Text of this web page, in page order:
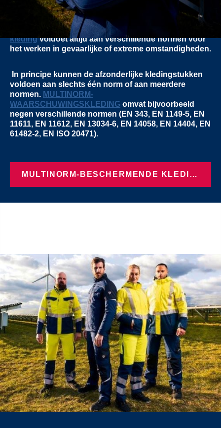
Op het gebied van beschermende kleding en PBM's
komt men steeds weer de term "multinorm" of
"multinorm beschermende kleding" tegen.
kledingvoldoet altijd aan verschillende normen voor
het werken in gevaarlijke of extreme omstandigheden.
In principe kunnen de afzonderlijke kledingstukken
voldoen aan slechts één norm of aan meerdere
normen. MULTINORM-
WAARSCHUWINGSKLEDING omvat bijvoorbeeld
negen verschillende normen (EN 343, EN 1149-5, EN
11611, EN 11612, EN 13034-6, EN 14058, EN 14404, EN
61482-2, EN ISO 20471).
MULTINORM-BESCHERMENDE KLEDING BEKIJKEN